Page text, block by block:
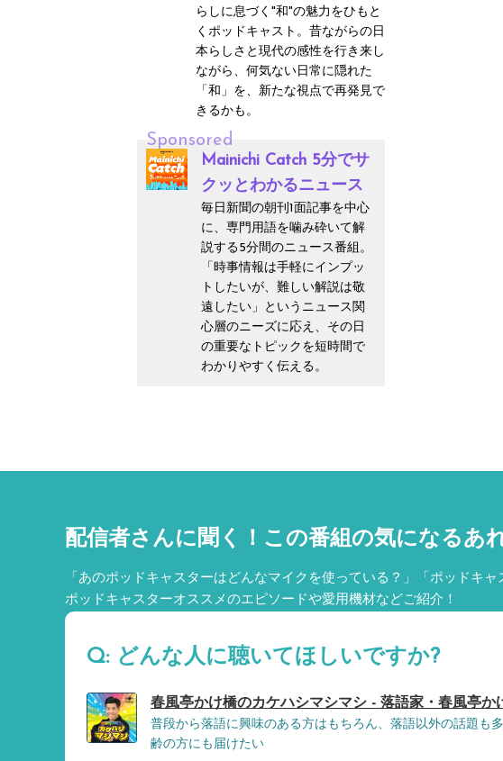
らしに息づく"和"の魅力をひもと
くポッドキャスト。昔ながらの日
本らしさと現代の感性を行き来し
ながら、何気ない日常に隠れた
「和」を、新たな視点で再発見で
きるかも。
Sponsored
Mainichi Catch 5分でサ
クッとわかるニュース
毎日新聞の朝刊1面記事を中心
に、専門用語を噛み砕いて解
説する5分間のニュース番組。
「時事情報は手軽にインプッ
トしたいが、難しい解説は敬
遠したい」というニュース関
心層のニーズに応え、その日
の重要なトピックを短時間で
わかりやすく伝える。
配信者さんに聞く！ この番組の気になるあ
「あのポッドキャスターはどんなマイクを使っている？」「ポッドキ
ポッドキャスターオススメのエピソードや愛用機材などご紹介！
Q: どんな人に聴いてほしいですか?
春風亭かけ橋のカケハシマシマシ - 落語家・春風亭か
普段から落語に興味のある方はもちろん、落語以外の話題も
齢の方にも届けたい